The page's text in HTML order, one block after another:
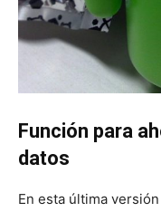
Función para
datos
En esta última